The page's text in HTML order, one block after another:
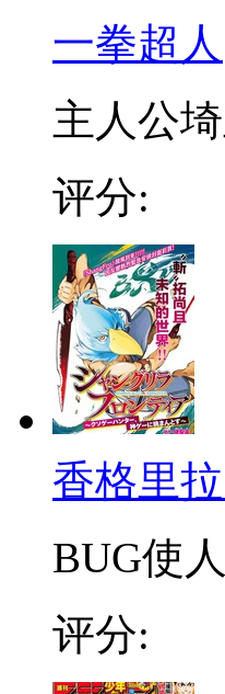
一拳超人
主人公
评分:
香格里
BUG使
评分: